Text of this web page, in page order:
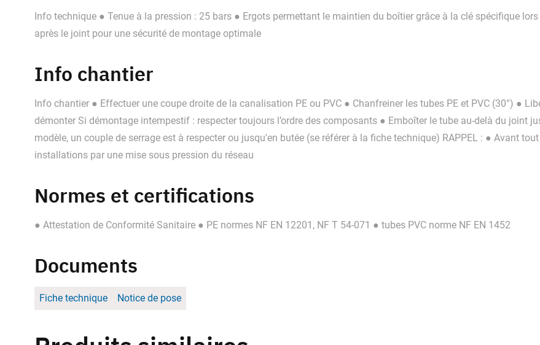
Info technique ● Tenue à la pression : 25 bars ● Ergots permettant le maintien du boîtier grâce à la clé spécifique
après le joint pour une sécurité de montage optimale
Info chantier
Info chantier ● Effectuer une coupe droite de la canalisation PE ou PVC ● Chanfreiner les tubes PE et PVC (30°) ●
démonter Si démontage intempestif : respecter toujours l’ordre des composants ● Emboîter le tube au-delà du joint
modèle, un couple de serrage est à respecter ou jusqu'en butée (se référer à la fiche technique) RAPPEL : ● Avant
installations par une mise sous pression du réseau
Normes et certifications
● Attestation de Conformité Sanitaire ● PE normes NF EN 12201, NF T 54-071 ● tubes PVC norme NF EN 1452
Documents
Fiche technique Notice de pose